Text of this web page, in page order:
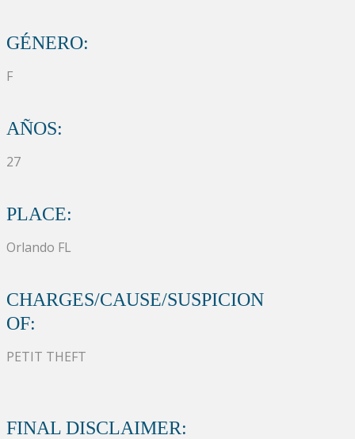
GÉNERO:
F
AÑOS:
27
PLACE:
Orlando FL
CHARGES/CAUSE/SUSPICION
OF:
PETIT THEFT
FINAL DISCLAIMER: